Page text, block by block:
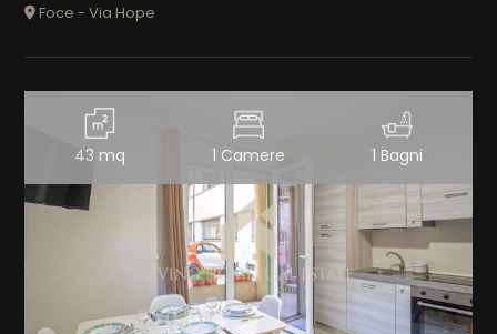
Foce - Via Hope
43 mq 1 Camere 1 Bagni